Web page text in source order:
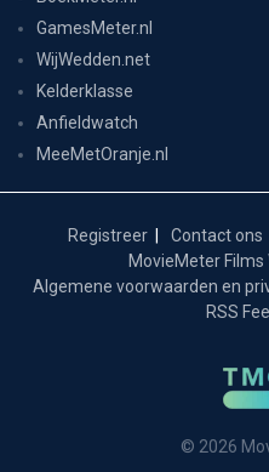
GamesMeter.nl
WijWedden.net
Kelderklasse
Anfieldwatch
MeeMetOranje.nl
Registreer Contact ons
MovieMeter Films
Algemene voorwaarden en
RSS
© 2026